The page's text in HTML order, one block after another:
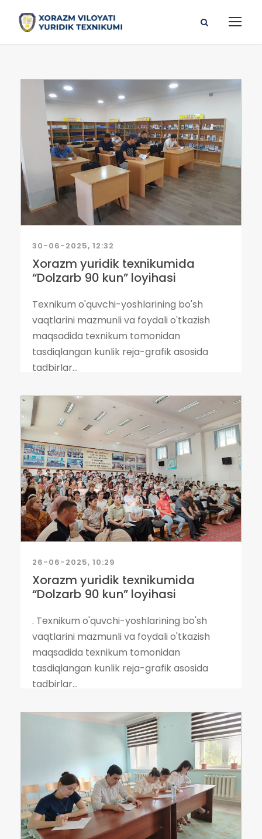
30-06-2025, 12:32
Xorazm yuridik texnikumida
“Dolzarb 90 kun” loyihasi
Texnikum o'quvchi-yoshlarining bo'sh
vaqtlarini mazmunli va foydali o'tkazish
maqsadida texnikum tomonidan
tasdiqlangan kunlik reja-grafik asosida
tadbirlar...
26-06-2025, 10:29
Xorazm yuridik texnikumida
“Dolzarb 90 kun” loyihasi
. Texnikum o'quvchi-yoshlarining bo'sh
vaqtlarini mazmunli va foydali o'tkazish
maqsadida texnikum tomonidan
tasdiqlangan kunlik reja-grafik asosida
tadbirlar...